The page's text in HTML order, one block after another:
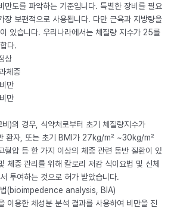
만도를 파악하는 기준입니다. 특별한 장비를 필요
장 보편적으로 사용됩니다. 다만 근육과 지방량을
있습니다. 우리나라에서는 체질량 지수가 25를
다.
상
체중
만
만
)의 경우, 식약처로부터 초기 체질량지수가
환자, 또는 초기 BMI가 27kg/m² ~30kg/m²
혈압 등 한 가지 이상의 체중 관련 동반 질환이 있
체중 관리를 위해 칼로리 저감 식이요법 및 신체
투여하는 것으로 허가 받았습니다.
법(bioimpedence analysis, BIA)
이용한 체성분 분석 결과를 사용하여 비만을 진